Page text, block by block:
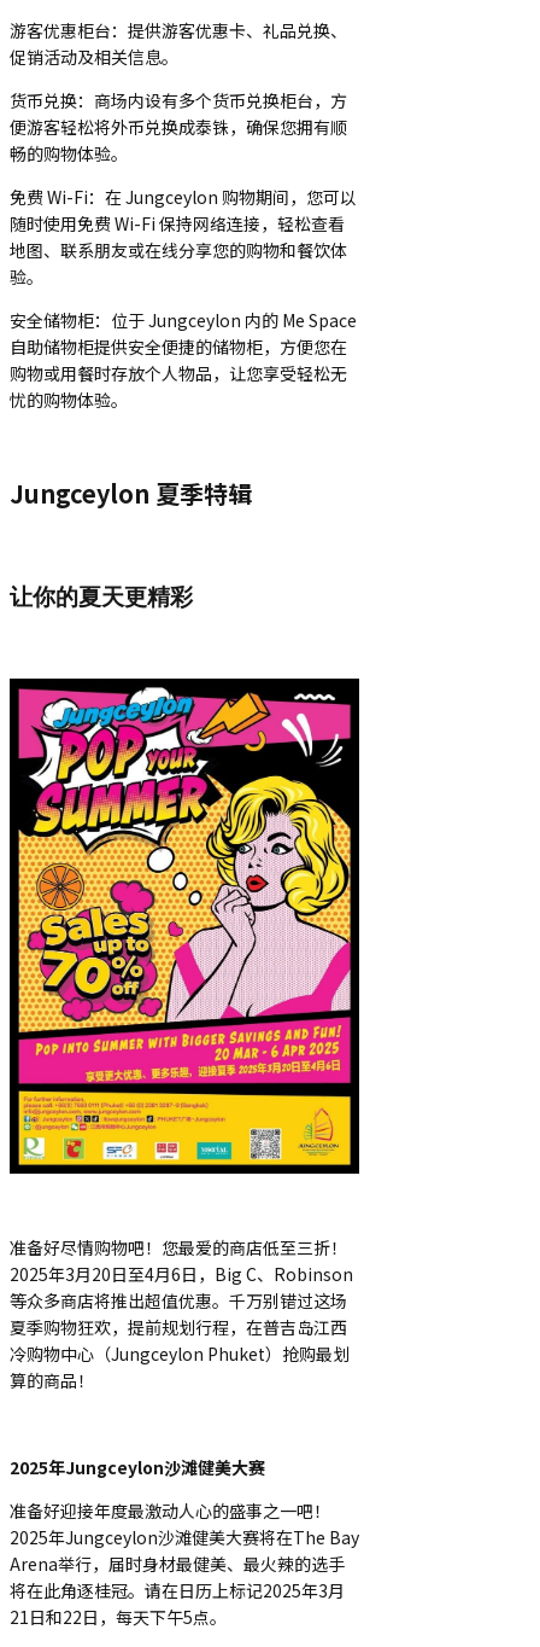
游客优惠柜台：提供游客优惠卡、礼品兑换、
促销活动及相关信息。
货币兑换：商场内设有多个货币兑换柜台，方
便游客轻松将外币兑换成泰铢，确保您拥有顺
畅的购物体验。
免费 Wi-Fi：在 Jungceylon 购物期间，您可以
随时使用免费 Wi-Fi 保持网络连接，轻松查看
地图、联系朋友或在线分享您的购物和餐饮体
验。
安全储物柜：位于 Jungceylon 内的 Me Space
自助储物柜提供安全便捷的储物柜，方便您在
购物或用餐时存放个人物品，让您享受轻松无
忧的购物体验。
Jungceylon 夏季特辑
让你的夏天更精彩
准备好尽情购物吧！您最爱的商店低至三折！
2025年3月20日至4月6日，Big C、Robinson
等众多商店将推出超值优惠。千万别错过这场
夏季购物狂欢，提前规划行程，在普吉岛江西
冷购物中心（Jungceylon Phuket）抢购最划
算的商品！
2025年Jungceylon沙滩健美大赛
准备好迎接年度最激动人心的盛事之一吧！
2025年Jungceylon沙滩健美大赛将在The Bay
Arena举行，届时身材最健美、最火辣的选手
将在此角逐桂冠。请在日历上标记2025年3月
21日和22日，每天下午5点。